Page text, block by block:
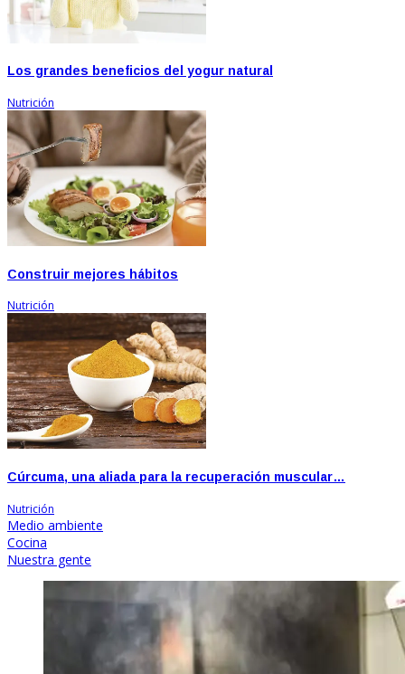
Los grandes beneficios del yogur natural
Nutrición
Construir mejores hábitos
Nutrición
Cúrcuma, una aliada para la recuperación muscular…
Nutrición
Medio ambiente
Cocina
Nuestra gente